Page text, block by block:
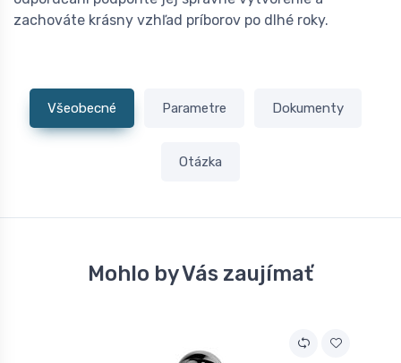
zachováte krásny vzhľad príborov po dlhé roky.
Všeobecné Parametre Dokumenty
Otázka
Mohlo by Vás zaujímať